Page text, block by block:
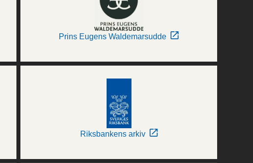
Prins Eugens Waldemarsudde
Riksbankens arkiv